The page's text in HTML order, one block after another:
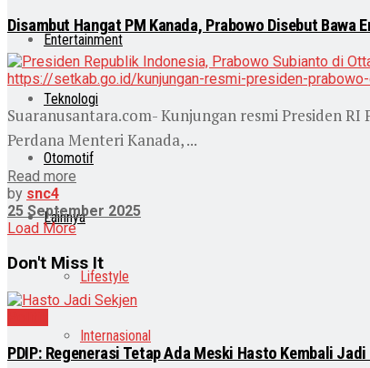
Entertainment
Teknologi
Otomotif
Lainnya
Lifestyle
Internasional
Disambut Hangat PM Kanada, Prabowo Disebut Bawa
Suaranusantara.com- Kunjungan resmi Presiden
Perdana Menteri Kanada, ...
Read more
by snc4
25 September 2025
Load More
Don't Miss It
PDIP: Regenerasi Tetap Ada Meski Hasto Kembali Jadi